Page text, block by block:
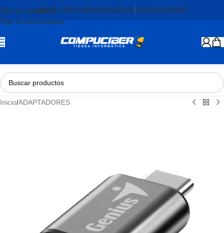
Skip to navigation
Skip to main content
PROD. REACONDICIONADOSCOTIZACIONES
Inicio/ADAPTADORES